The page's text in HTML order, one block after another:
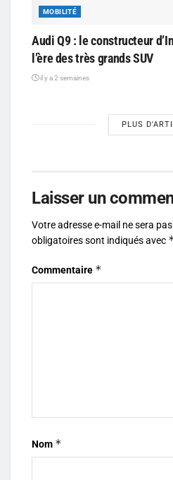
MOBILITÉ
Audi Q9 : le constructeur
l’ère des très grands SUV
il y a 2 semaines
PLUS
Laisser un
Votre adresse e-mail ne sera
obligatoires sont indiqués avec
Commentaire *
Nom *